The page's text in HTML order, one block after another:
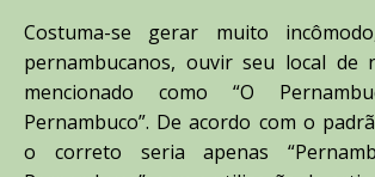
Costuma-se gerar muito incômodo, aos nativos
pernambucanos, ouvir seu local de
mencionado como “O
Pernambuco”. De acordo com o
o correto seria apenas